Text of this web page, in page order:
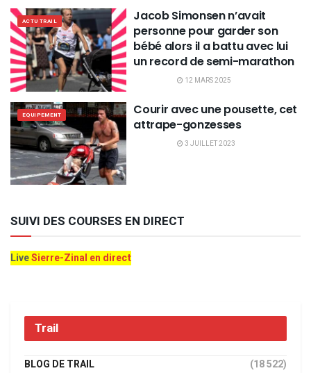
ACTU TRAIL
Jacob Simonsen n’avait
personne pour garder son
bébé alors il a battu avec lui
un record de semi-marathon
12 MARS 2025
EQUIPEMENT
Courir avec une pousette, cet
attrape-gonzesses
3 JUILLET 2023
SUIVI DES COURSES EN DIRECT
LiveSierre-Zinal en direct
Trail
BLOG DE TRAIL (18 522)